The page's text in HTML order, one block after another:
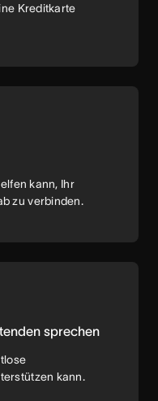
Kreditkarte
kann, Ihr
zu verbinden.
sprechen
kann.